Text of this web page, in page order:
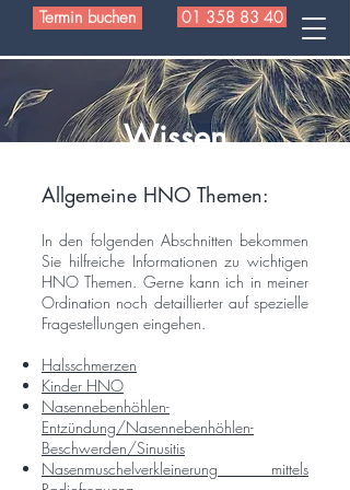
Termin buchen 01 358 83 40
Wissen
Allgemeine HNO Themen:
In den folgenden Abschnitten bekommen
Sie hilfreiche Informationen zu wichtigen
HNO Themen. Gerne kann ich in meiner
Ordination noch detaillierter auf spezielle
Fragestellungen eingehen.
Halsschmerzen
Kinder HNO
Nasennebenhöhlen-
Entzündung/Nasennebenhöhlen-
Beschwerden/Sinusitis
Nasenmuschelverkleinerung mittels